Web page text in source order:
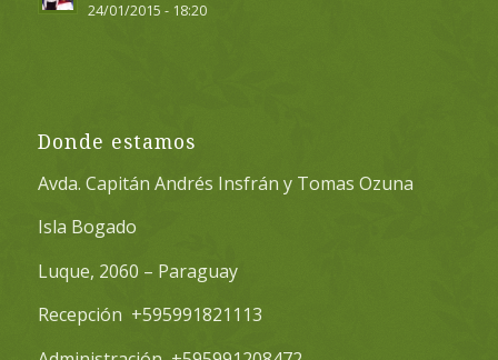
24/01/2015 - 18:20
Donde estamos
Avda. Capitán Andrés Insfrán y Tomas Ozuna
Isla Bogado
Luque, 2060 – Paraguay
Recepción +595991821113